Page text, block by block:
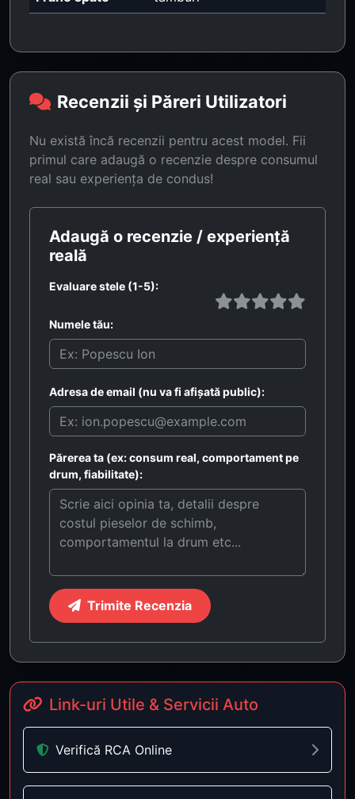
Recenzii și Păreri Utilizatori
Nu există încă recenzii pentru acest model. Fii
primul care adaugă o recenzie despre consumul
real sau experiența de condus!
Adaugă o recenzie / experiență
reală
Evaluare stele (1-5):
Numele tău:
Adresa de email (nu va fi afișată public):
Părerea ta (ex: consum real, comportament pe
drum, fiabilitate):
Trimite Recenzia
Link-uri Utile & Servicii Auto
Verifică RCA Online